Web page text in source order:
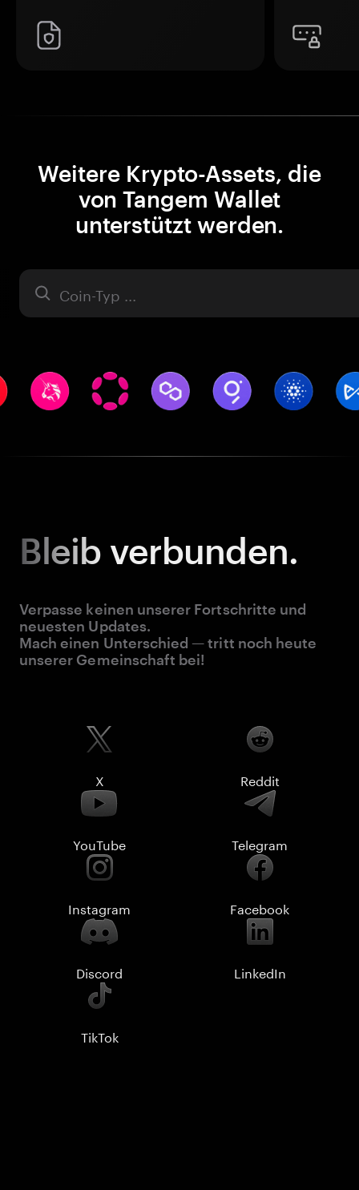
Weitere Krypto-Assets, die
von Tangem Wallet
unterstützt werden.
Asset
Bleib verbunden.
Verpasse keinen unserer Fortschritte und
neuesten Updates.
Mach einen Unterschied — tritt noch heute
unserer Gemeinschaft bei!
X Reddit
YouTube Telegram
Instagram Facebook
Discord LinkedIn
TikTok